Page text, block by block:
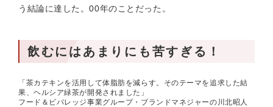
う結論に達した。00年のことだった。
飲むにはあまりにも苦すぎる！
「茶カテキンを活用して体脂肪を減らす。そのテーマを追求した結
果、ヘルシア緑茶が開発されました」
フード＆ビバレッジ事業グループ・ブランドマネジャーの川北昭人